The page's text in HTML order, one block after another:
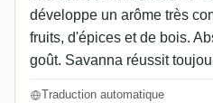
développe un arôme très
fruits, d'épices et de bois.
goût. Savanna réussit
Traduction automatique